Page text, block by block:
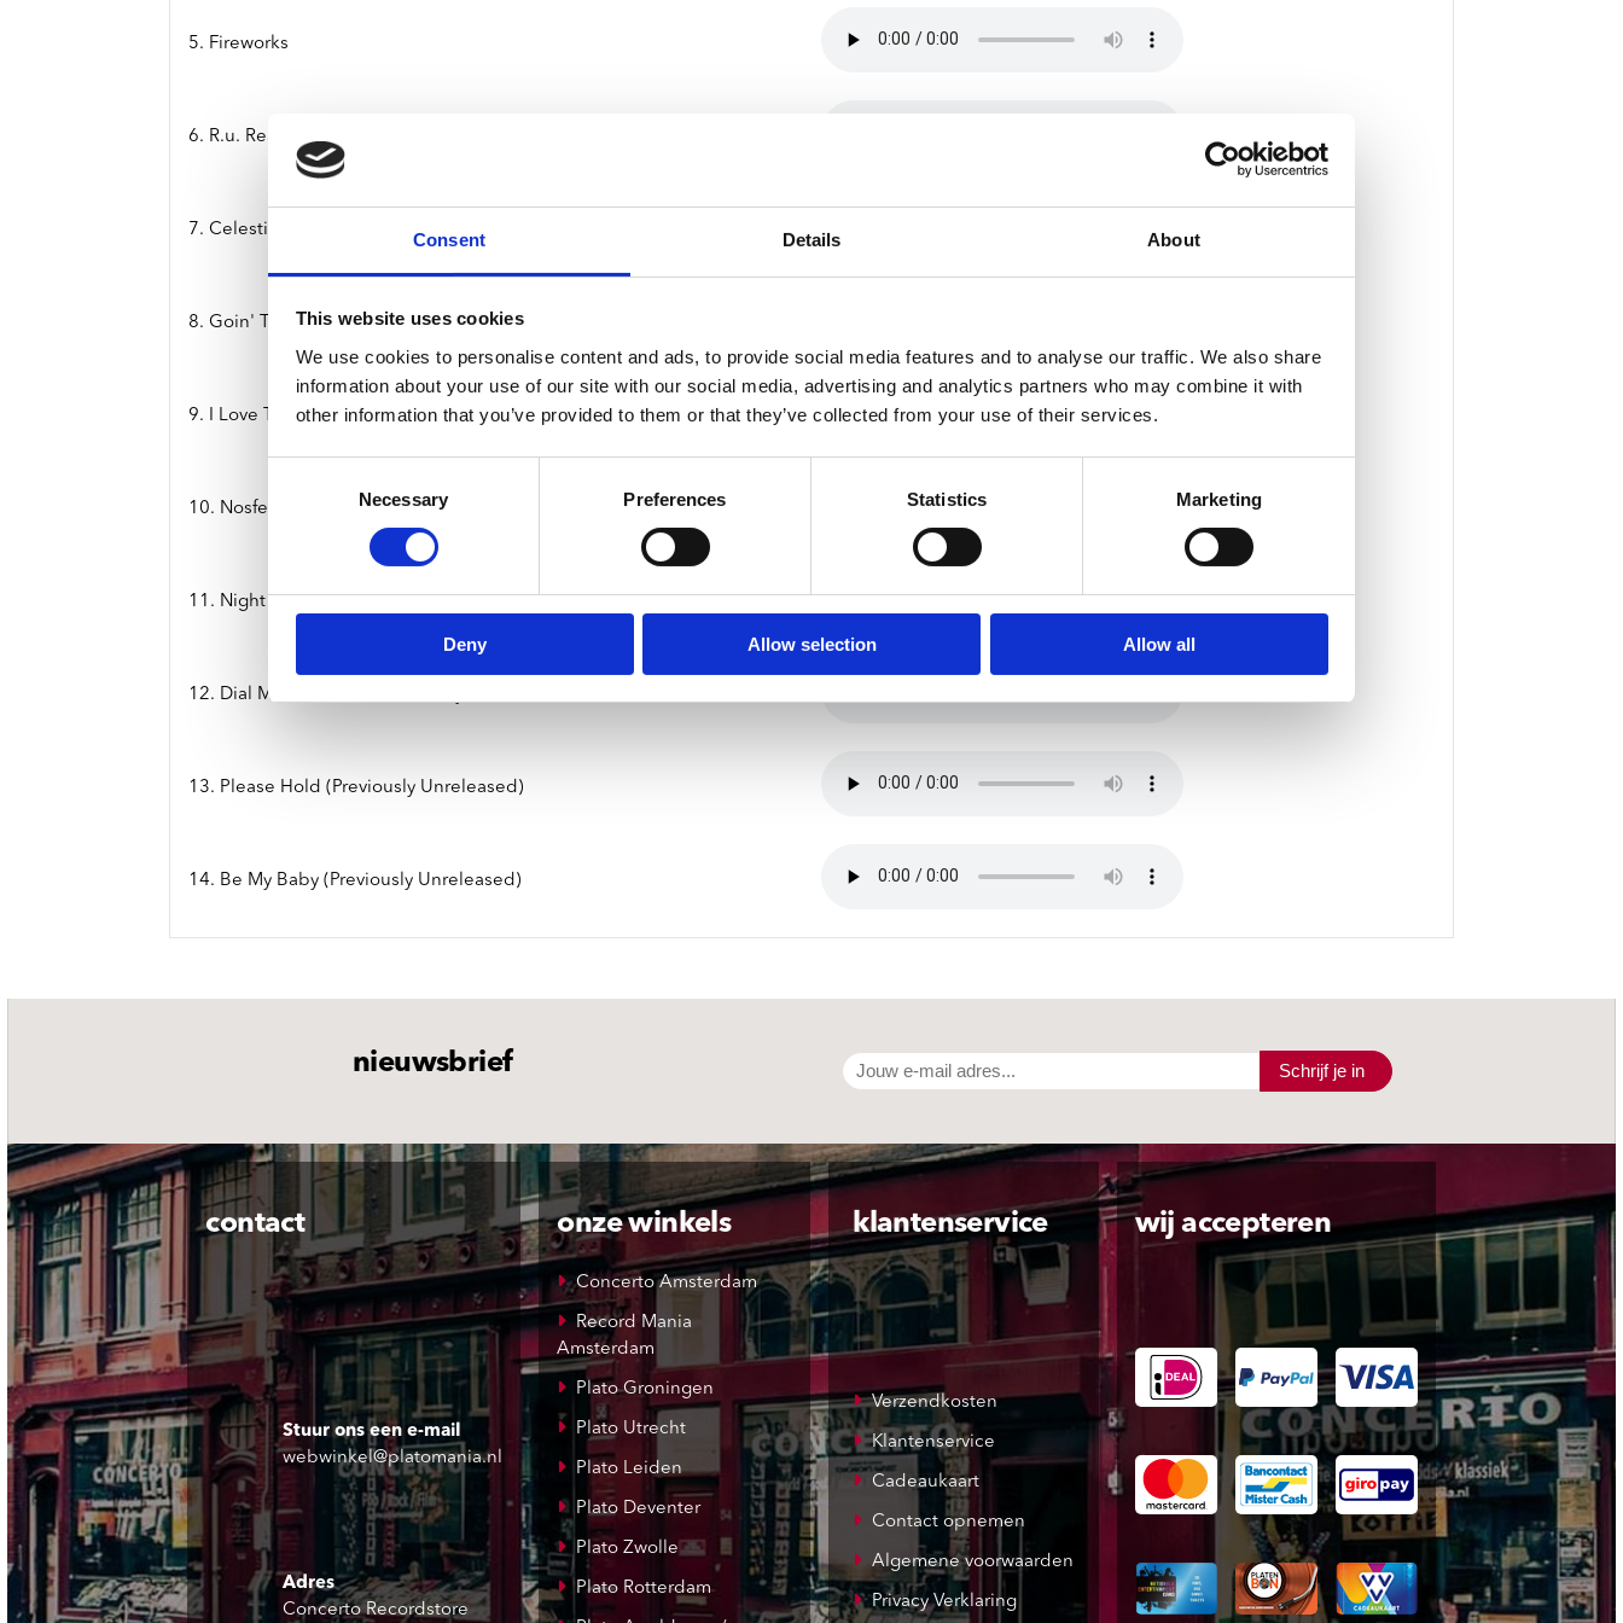
Consent Details About
This website uses cookies
We use cookies to personalise content and ads, to provide social media features and to analyse our traffic. We also share
information about your use of our site with our social media, advertising and analytics partners who may combine it with
other information that you’ve provided to them or that they’ve collected from your use of their services.
Necessary Preferences Statistics Marketing
Deny Allow selection Allow all
5. Fireworks
6. R.u. Ready 2 Rock
7. Celestial The Queen
8. Goin' Through The Motions
9. I Love The Night
10. Nosferatu
11. Night Flyer (Previously Unreleased)
12. Dial M For Murder (Previously Unreleased)
13. Please Hold (Previously Unreleased)
14. Be My Baby (Previously Unreleased)
nieuwsbrief Schrijf je in
contact
Stuur ons een e-mail
webwinkel@platomania.nl
Adres
Concerto Recordstore
onze winkels
Concerto Amsterdam
Record Mania
Amsterdam
Plato Groningen
Plato Utrecht
Plato Leiden
Plato Deventer
Plato Zwolle
Plato Rotterdam
klantenservice
Verzendkosten
Klantenservice
Cadeaukaart
Contact opnemen
Algemene voorwaarden
Privacy Verklaring
wij accepteren